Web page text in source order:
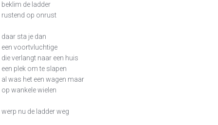
beklim de ladder
rustend op onrust
daar sta je dan
een voortvluchtige
die verlangt naar een huis
een plek om te slapen
al was het een wagen maar
op wankele wielen
werp nu de ladder weg